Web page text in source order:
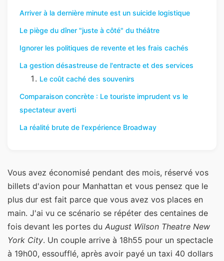
Arriver à la dernière minute est un suicide logistique
Le piège du dîner "juste à côté" du théâtre
Ignorer les politiques de revente et les frais cachés
La gestion désastreuse de l'entracte et des services
Le coût caché des souvenirs
Comparaison concrète : Le touriste imprudent vs le
spectateur averti
La réalité brute de l'expérience Broadway
Vous avez économisé pendant des mois, réservé vos
billets d'avion pour Manhattan et vous pensez que le
plus dur est fait parce que vous avez vos places en
main. J'ai vu ce scénario se répéter des centaines de
fois devant les portes du August Wilson Theatre New
York City. Un couple arrive à 18h55 pour un spectacle
à 19h00, essoufflé, après avoir payé un taxi 40 dollars